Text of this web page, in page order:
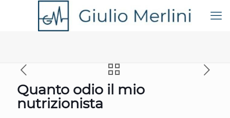
Quanto odio il mio
nutrizionista